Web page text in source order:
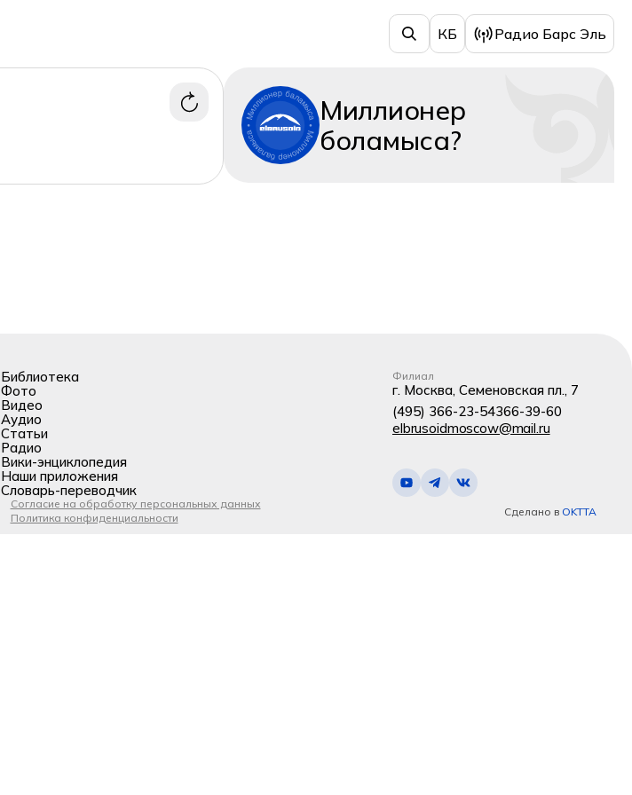
КБ Радио Барс Эль
Миллионер
боламыса?
Библиотека
Фото
Видео
Аудио
Статьи
Радио
Вики-энциклопедия
Наши приложения
Словарь-переводчик
Филиал
г. Москва, Семеновская пл., 7
(495) 366-23-54366-39-60
elbrusoidmoscow@mail.ru
Согласие на обработку персональных данных
Политика конфиденциальности
Сделано в OKTTA